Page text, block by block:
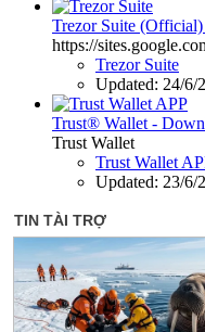
Trezor Suite
https://
Trezor Suite
Updated: 24/6/
Trust® Wallet -
Trust Wallet
Trust Wallet
Updated: 23/6/